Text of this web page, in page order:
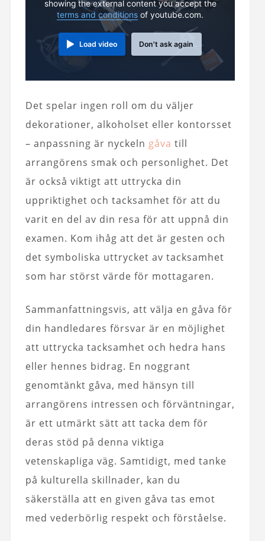
showing the external content you accept the
terms and conditions of youtube.com.
Load video Don't ask again
Det spelar ingen roll om du väljer
dekorationer, alkoholset eller kontorsset
– anpassning är nyckeln gåva till
arrangörens smak och personlighet. Det
är också viktigt att uttrycka din
uppriktighet och tacksamhet för att du
varit en del av din resa för att uppnå din
examen. Kom ihåg att det är gesten och
det symboliska uttrycket av tacksamhet
som har störst värde för mottagaren.
Sammanfattningsvis, att välja en gåva för
din handledares försvar är en möjlighet
att uttrycka tacksamhet och hedra hans
eller hennes bidrag. En noggrant
genomtänkt gåva, med hänsyn till
arrangörens intressen och förväntningar,
är ett utmärkt sätt att tacka dem för
deras stöd på denna viktiga
vetenskapliga väg. Samtidigt, med tanke
på kulturella skillnader, kan du
säkerställa att en given gåva tas emot
med vederbörlig respekt och förståelse.